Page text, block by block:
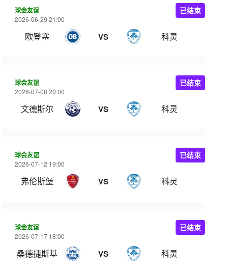
球会友谊
2026-06-29 21:00
欧登塞 VS 科灵
已结束
球会友谊
2026-07-08 20:00
文德斯尔 VS 科灵
已结束
球会友谊
2026-07-12 19:00
弗伦斯堡 VS 科灵
已结束
球会友谊
2026-07-17 18:00
桑德捷斯基 VS 科灵
已结束